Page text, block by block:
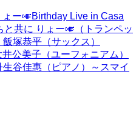
ー🎺Birthday Live in Casa
共に りょー🎺（トランペッ
塚恭平（サックス）
公美子（ユーフォニアム）
谷佳惠（ピアノ）～スマイ